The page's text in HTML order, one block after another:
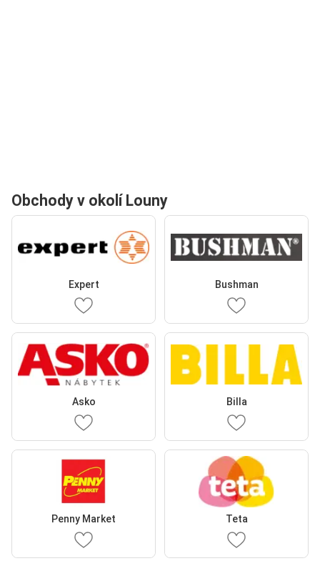
Obchody v okolí Louny
Expert Bushman
Asko Billa
Penny Market Teta